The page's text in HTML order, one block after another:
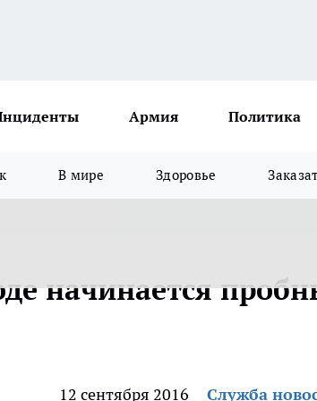
Армия Политика
В мире Здоровье
начинается
12 сентября 2016
Служба